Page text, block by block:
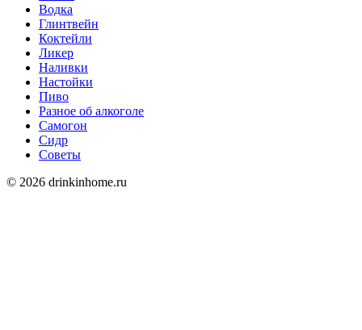
Водка
Глинтвейн
Коктейли
Ликер
Наливки
Настойки
Пиво
Разное об алкоголе
Самогон
Сидр
Советы
© 2026 drinkinhome.ru